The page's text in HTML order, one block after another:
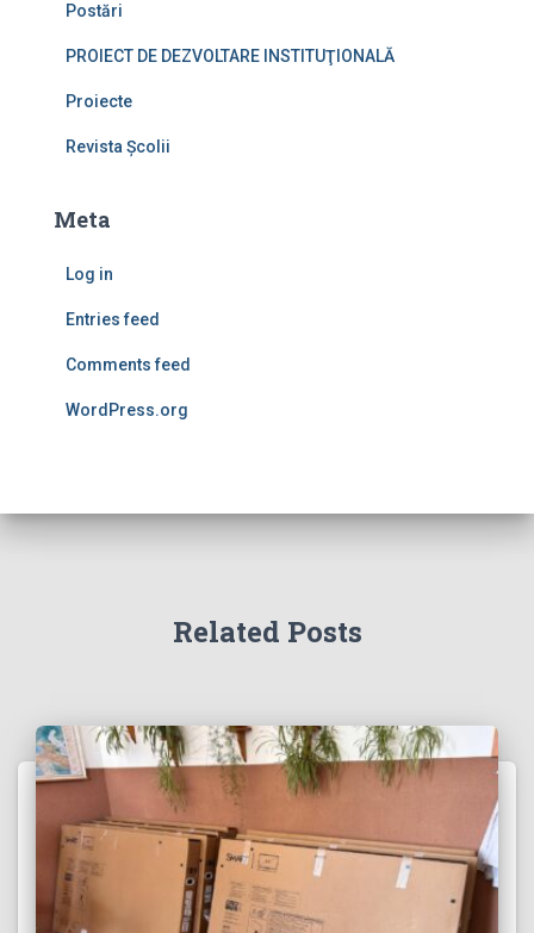
Postări
PROIECT DE DEZVOLTARE INSTITUŢIONALĂ
Proiecte
Revista Școlii
Meta
Log in
Entries feed
Comments feed
WordPress.org
Related Posts